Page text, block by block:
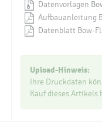
Datenvorlagen
Aufbauanleitung
Datenblatt Bow-
Upload-Hinweis:
Ihre Druckdaten
Kauf dieses Artikels